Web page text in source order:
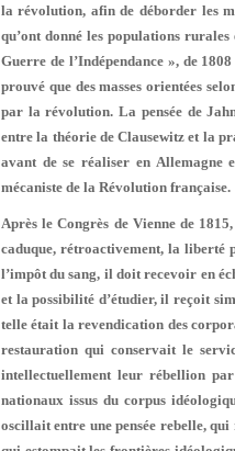
la révolution, afin de déborder les
qu’ont donné les po­pulations
Guerre de l’Indépendance », de
prouvé que des masses orientées
par la ré­volution. La pensée de
entre la théorie de Clausewitz et la
avant de se réaliser en Allemagne
mécaniste de la Révolu­tion française.
Après le Congrès de Vienne de
caduque, rétroactivement, la liberté
l’impôt du sang, il doit recevoir en
et la possibilité d’étudier, il reçoit
telle était la revendication des
restauration qui conservait le
intellectuel­lement leur rébellion
nationaux issus du corpus
oscillait entre une pensée rebelle,